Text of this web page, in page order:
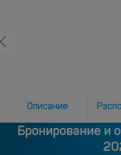
Описание
Бронирование и